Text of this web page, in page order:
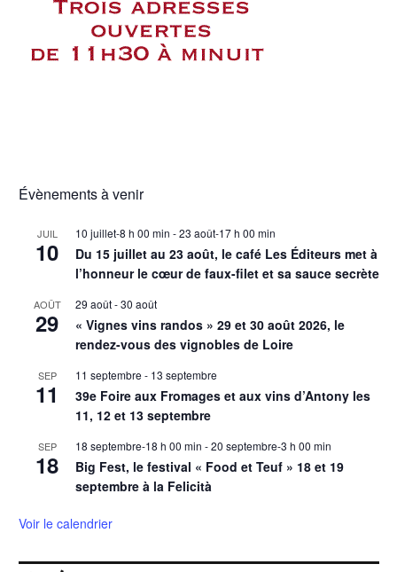
Évènements à venir
JUIL
10
10 juillet-8 h 00 min -23 août-17 h 00 min
Du 15 juillet au 23 août, le café Les Éditeurs met à
l’honneur le cœur de faux-filet et sa sauce secrète
AOÛT
29
29 août-30 août
« Vignes vins randos » 29 et 30 août 2026, le
rendez-vous des vignobles de Loire
SEP
11
11 septembre - 13 septembre
39e Foire aux Fromages et aux vins d’Antony les
11, 12 et 13 septembre
SEP
18
18 septembre-18 h 00 min -20 septembre-3 h 00 min
Big Fest, le festival « Food et Teuf » 18 et 19
septembre à la Felicità
Voir le calendrier